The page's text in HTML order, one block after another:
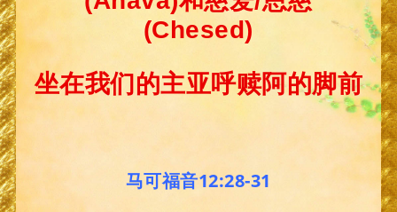
(Chesed)
坐在我们的主亚呼赎阿的脚前
马可福音12:28-31